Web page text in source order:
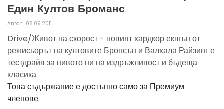
Един Култов Броманс
Anton 08.09.2011
Drive/Живот на скорост - новият хардкор екшън от
режисьорът на култовите Бронсън и Валхала Райзинг е
тестдрайв за нивото ни на издръжливост и бъдеща
класика.
Това съдържание е достъпно само за Премиум
членове.